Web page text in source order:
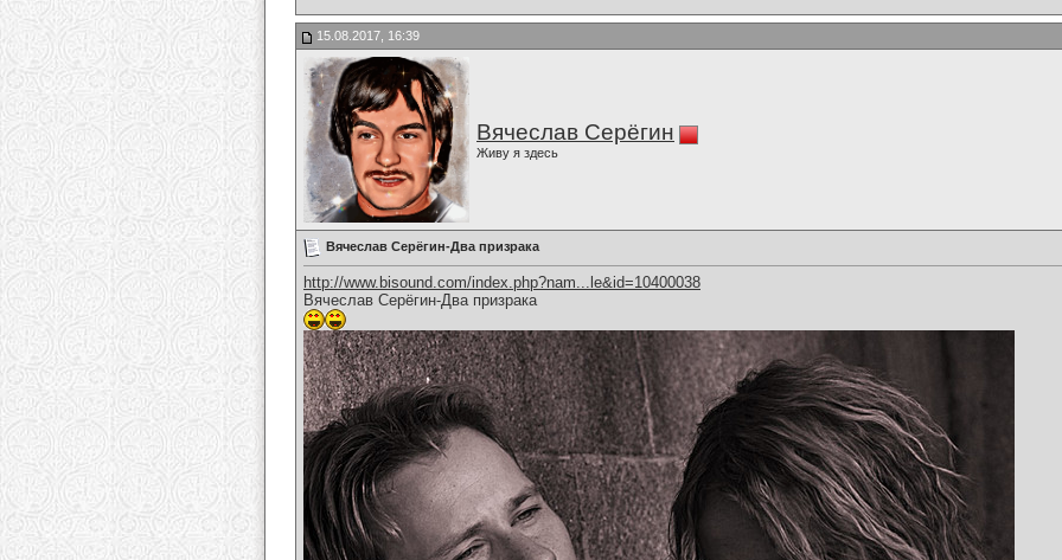
15.08.2017, 16:39
Вячеслав Серёгин
Живу я здесь
Вячеслав Серёгин-Два призрака
http://www.bisound.com/index.php?nam...le&id=10400038
Вячеслав Серёгин-Два призрака